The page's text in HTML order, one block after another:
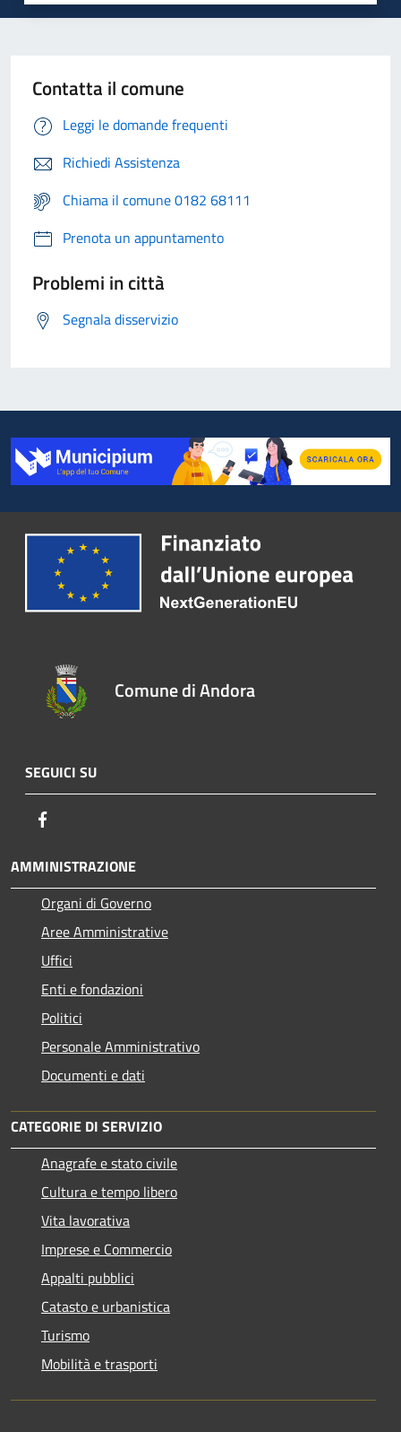
Contatta il comune
Leggi le domande frequenti
Richiedi Assistenza
Chiama il comune 0182 68111
Prenota un appuntamento
Problemi in città
Segnala disservizio
Comune di Andora
SEGUICI SU
AMMINISTRAZIONE
Organi di Governo
Aree Amministrative
Uffici
Enti e fondazioni
Politici
Personale Amministrativo
Documenti e dati
CATEGORIE DI SERVIZIO
Anagrafe e stato civile
Cultura e tempo libero
Vita lavorativa
Imprese e Commercio
Appalti pubblici
Catasto e urbanistica
Turismo
Mobilità e trasporti